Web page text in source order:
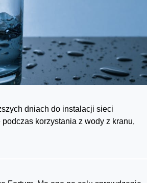
dniach do instalacji sieci
korzystania z wody z kranu,